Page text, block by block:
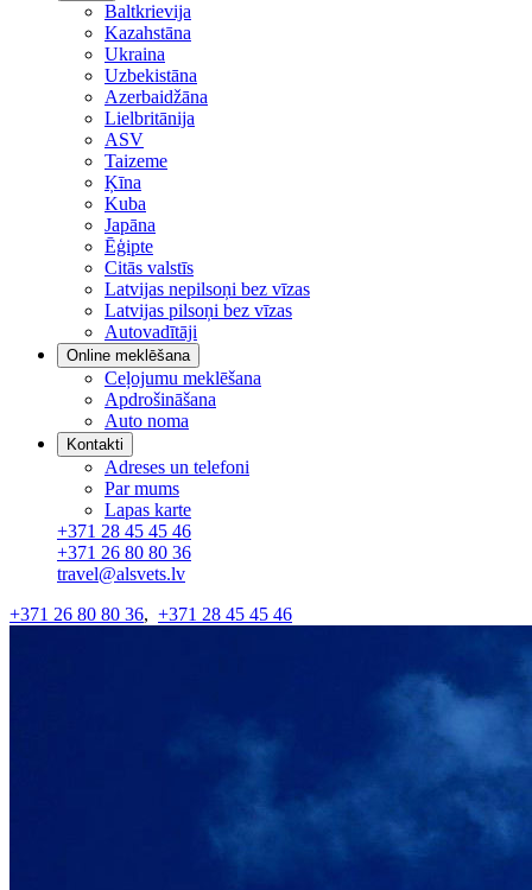
Baltkrievija
Kazahstāna
Ukraina
Uzbekistāna
Azerbaidžāna
Lielbritānija
ASV
Taizeme
Ķīna
Kuba
Japāna
Ēģipte
Citās valstīs
Latvijas nepilsoņi bez vīzas
Latvijas pilsoņi bez vīzas
Autovadītāji
Online meklēšana
Ceļojumu meklēšana
Apdrošināšana
Auto noma
Kontakti
Adreses un telefoni
Par mums
Lapas karte
+371 28 45 45 46
+371 26 80 80 36
travel@alsvets.lv
+371 26 80 80 36, +371 28 45 45 46